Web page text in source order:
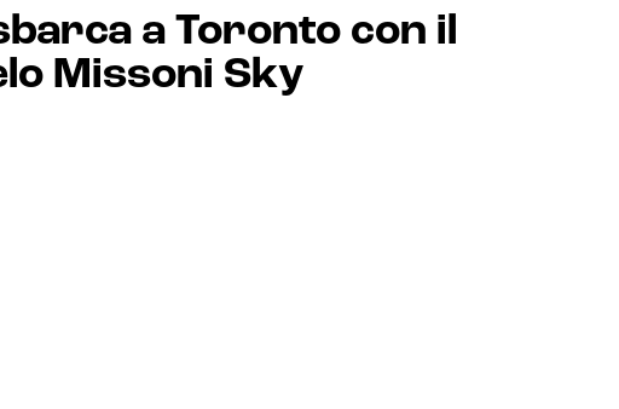
a Toronto con il
Missoni Sky